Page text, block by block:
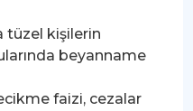
tüzel kişilerin
beyanname
faizi, cezalar